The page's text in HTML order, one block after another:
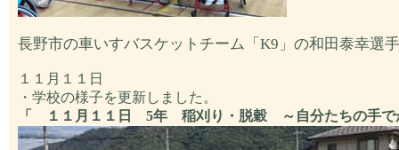
長野市の車いすバスケットチーム「K9」の和田泰幸選
１１月１１日
・学校の様子を更新しました。
「 １１月１１日 5年 稲刈り・脱穀 ～自分たちの手で